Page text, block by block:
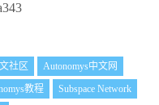
社区
Autonomys中文网
教程
Subspace Network